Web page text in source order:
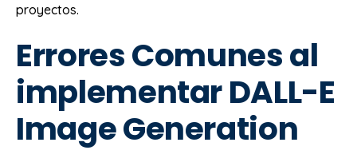
proyectos.
Errores Comunes al
implementar DALL-E
Image Generation